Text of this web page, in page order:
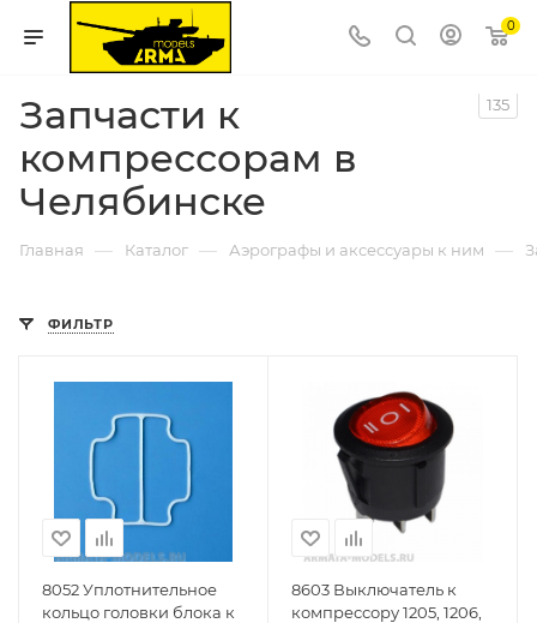
0
Запчасти к
компрессорам в
Челябинске
135
Главная — Каталог — Аэрографы и аксессуары к ним —
ФИЛЬТР
8052 Уплотнительное
кольцо головки блока к
8603 Выключатель к
компрессору 1205, 1206,